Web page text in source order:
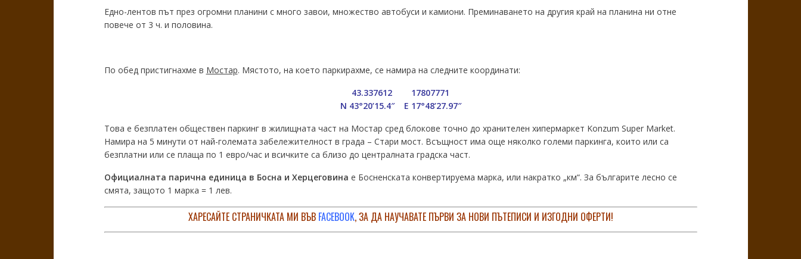
Едно-лентов път през огромни планини с много завои, множество автобуси и камиони. Преминаването на другия край на планина ни отне
повече от 3 ч. и половина.
По обед пристигнахме в Мостар. Мястото, на което паркирахме, се намира на следните координати:
43.337612 17807771
N 43°20’15.4″ E 17°48’27.97″
Това е безплатен обществен паркинг в жилищната част на Мостар сред блокове точно до хранителен хипермаркет Konzum Super Market.
Намира на 5 минути от най-големата забележителност в града – Стари мост. Всъщност има още няколко големи паркинга, които или са
безплатни или се плаща по 1 евро/час и всичките са близо до централната градска част.
Официалната парична единица в Босна и Херцеговина е Босненската конвертируема марка, или накратко „км“. За българите лесно се
смята, защото 1 марка = 1 лев.
ХАРЕСАЙТЕ СТРАНИЧКАТА МИ ВЪВ FACEBOOK, ЗА ДА НАУЧАВАТЕ ПЪРВИ ЗА НОВИ ПЪТЕПИСИ И ИЗГОДНИ ОФЕРТИ!